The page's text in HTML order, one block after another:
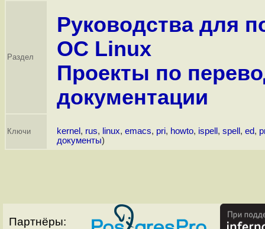
Раздел
Руководства для
ОС Linux
Проекты по
документации
Ключи kernel , rus, linux, emacs, pri, howto, ispell , spell , ed,
документы)
Партнёры: